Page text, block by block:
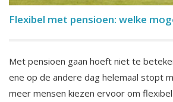
Flexibel met pensioen: welke
Met pensioen gaan hoeft niet te
ene op de andere dag helemaal stopt
meer mensen kiezen ervoor om